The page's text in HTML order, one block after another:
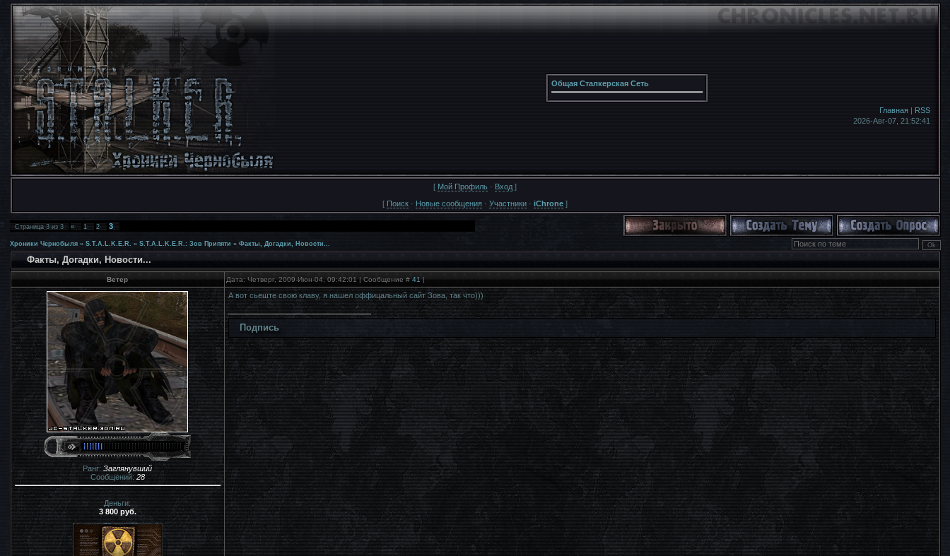
Общая Сталкерская Сеть
Главная| RSS
2026-Авг-07, 21:52:43
[ Мой Профиль · Вход ]
[ Поиск · Новые сообщения · Участники · iChrone ]
Страница3из3 « 1 2 3
Хроники Чернобыля » S.T.A.L.K.E.R. » S.T.A.L.K.E.R.: Зов Припяти » Факты, Догадки, Новости...
Факты, Догадки, Новости...
Ветер Дата: Четверг, 2009-Июн-04, 09:42:01 | Сообщение # 41 |
Ранг:Заглянувший
Сообщений: 28
Деньги:
3 800 руб.
А вот сьеште свою клаву, я нашел оффицальный сайт Зова, так что)))
Подпись